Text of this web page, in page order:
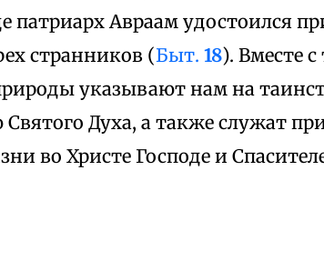
патриарх Авраам удостоился
странников (Быт. 18). Вместе
указывают нам на
Духа, а также служат
во Христе Господе и